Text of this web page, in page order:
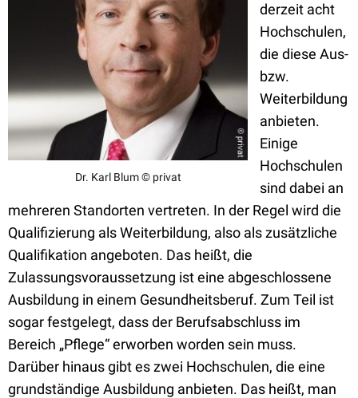
Dr. Karl Blum © privat
derzeit acht
Hochschulen,
die diese Aus-
bzw.
Weiterbildung
anbieten.
Einige
Hochschulen
sind dabei an
mehreren Standorten vertreten. In der Regel wird die
Qualifizierung als Weiterbildung, also als zusätzliche
Qualifikation angeboten. Das heißt, die
Zulassungsvoraussetzung ist eine abgeschlossene
Ausbildung in einem Gesundheitsberuf. Zum Teil ist
sogar festgelegt, dass der Berufsabschluss im
Bereich „Pflege“ erworben worden sein muss.
Darüber hinaus gibt es zwei Hochschulen, die eine
grundständige Ausbildung anbieten. Das heißt, man